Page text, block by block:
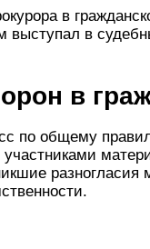
в
выступал в
в
по общему